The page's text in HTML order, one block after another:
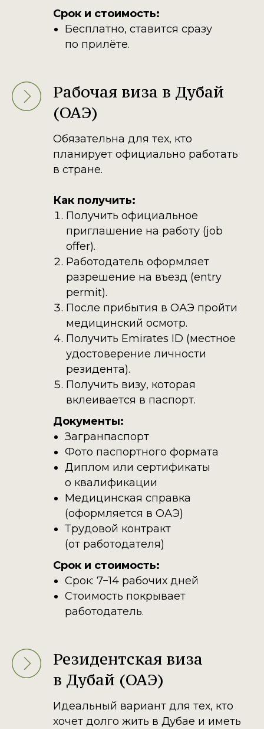
Срок и стоимость:
Бесплатно, ставится сразу
по прилёте.
Рабочая виза в Дубай
(ОАЭ)
Обязательна для тех, кто
планирует официально работать
в стране.
Как получить:
Получить официальное
приглашение на работу (job
offer).
Работодатель оформляет
разрешение на въезд (entry
permit).
После прибытия в ОАЭ пройти
медицинский осмотр.
Получить Emirates ID (местное
удостоверение личности
резидента).
Получить визу, которая
вклеивается в паспорт.
Документы:
Загранпаспорт
Фото паспортного формата
Диплом или сертификаты
о квалификации
Медицинская справка
(оформляется в ОАЭ)
Трудовой контракт
(от работодателя)
Срок и стоимость:
Срок: 7−14 рабочих дней
Стоимость покрывает
работодатель.
Резидентская виза
в Дубай (ОАЭ)
Идеальный вариант для тех, кто
хочет долго жить в Дубае и иметь